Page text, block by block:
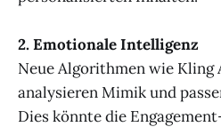
2. Emotionale Intelligenz
Neue Algorithmen wie Kling
analysieren Mimik und
Dies könnte die